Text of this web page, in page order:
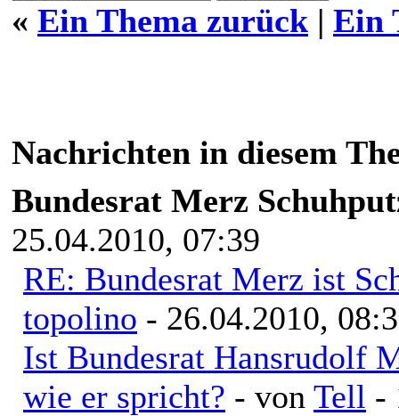
« Ein Thema zurück | Ein
Nachrichten in diesem
Bundesrat Merz
25.04.2010, 07:39
RE: Bundesrat Merz ist
topolino - 26.04.2010,
Ist Bundesrat Hansrudolf
wie er spricht? - von Tell -